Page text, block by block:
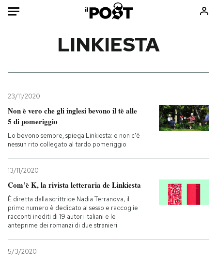
Mondo
Politica
Tecnologia
Internet
Consumismi
Ok Boomer!
Mondiali calcio 2026
LINKIESTA
23/11/2020
Non è vero che gli inglesi bevono il tè alle
5 di pomeriggio
Lo bevono sempre, spiega Linkiesta: e non c'è
nessun rito collegato al tardo pomeriggio
13/11/2020
Com’è K, la rivista letteraria de Linkiesta
È diretta dalla scrittrice Nadia Terranova, il
primo numero è dedicato al sesso e raccoglie
racconti inediti di 19 autori italiani e le
anteprime dei romanzi di due stranieri
5/3/2020